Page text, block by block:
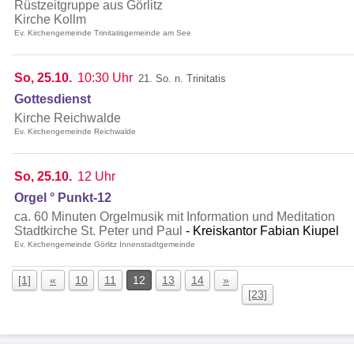
Rüstzeitgruppe aus Görlitz
Kirche Kollm
Ev. Kirchengemeinde Trinitatisgemeinde am See
So, 25.10. 10:30 Uhr 21. So. n. Trinitatis
Gottesdienst
Kirche Reichwalde
Ev. Kirchengemeinde Reichwalde
So, 25.10. 12 Uhr
Orgel ° Punkt-12
ca. 60 Minuten Orgelmusik mit Information und Meditation
Stadtkirche St. Peter und Paul
Kreiskantor Fabian Kiupel
Ev. Kirchengemeinde Görlitz Innenstadtgemeinde
[1] « 10 11 12 13 14
»
[23]